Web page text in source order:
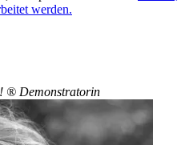
werden.
® Demonstratorin